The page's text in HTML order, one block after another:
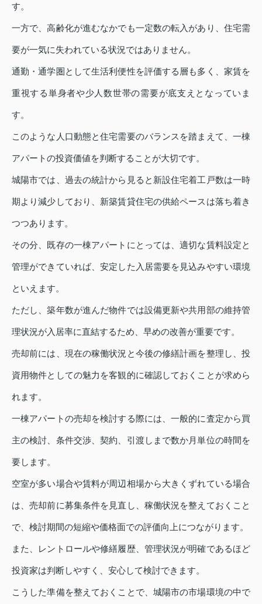
す。
一方で、高齢化が進むなかでも一定数の転入があり、住宅需
要が一気に失われている状況ではありません。
通勤・通学圏として生活利便性を評価する層も多く、家賃を
重視する単身者や少人数世帯の需要が底支えとなっていま
す。
このような人口動態と住宅需要のバランスを踏まえて、一棟
アパートの投資価値を判断することが大切です。
城陽市では、過去の統計から見ると新設住宅着工戸数は一時
期より減少しており、新築賃貸住宅の供給ペースは落ち着き
つつあります。
その分、既存の一棟アパートにとっては、適切な賃料設定と
管理ができていれば、安定した入居需要を見込みやすい環境
といえます。
ただし、築年数が進んだ物件では設備更新や共用部の維持管
理状況が入居率に直結するため、早めの改善が重要です。
売却前には、現在の稼働状況と今後の修繕計画を整理し、投
資用物件としての魅力を客観的に確認しておくことが求めら
れます。
一棟アパートの売却を検討する際には、一般的に査定から買
主の検討、条件交渉、契約、引渡しまで数か月単位の時間を
要します。
空室が多い場合や賃料が周辺相場から大きくずれている場合
は、売却前に募集条件を見直し、稼働状況を整えておくこと
で、検討期間の短縮や価格面での評価向上につながります。
また、レントロールや修繕履歴、管理状況が明確であるほど
投資家は判断しやすく、安心して検討できます。
こうした準備を整えておくことで、城陽市の市場環境の中で